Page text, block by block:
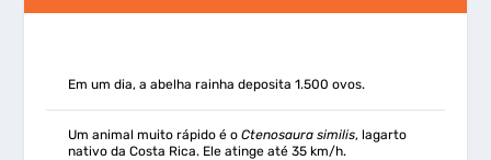
Em um dia, a abelha rainha deposita 1.500 ovos.
Um animal muito rápido é oCtenosaura similis, lagarto
nativo da Costa Rica. Ele atinge até 35 km/h.